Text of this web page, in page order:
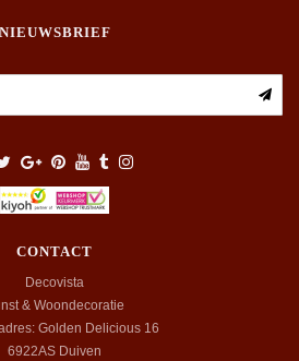
NIEUWSBRIEF
CONTACT
Decovista
& Woondecoratie
Golden Delicious 16
6922AS Duiven